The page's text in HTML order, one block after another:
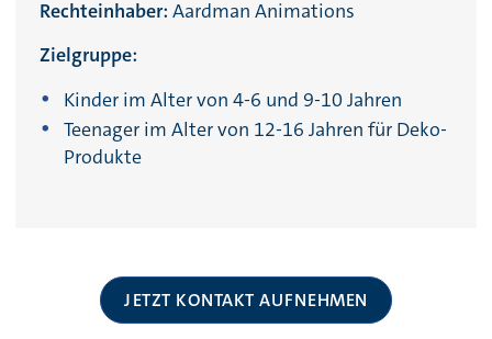
Rechteinhaber: Aardman Animations
Zielgruppe:
Kinder im Alter von 4-6 und 9-10 Jahren
Teenager im Alter von 12-16 Jahren für Deko-
Produkte
JETZT KONTAKT AUFNEHMEN